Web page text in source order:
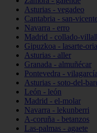
Asturias - vegadeo
Cantabria - san-
Navarra - erro
Madrid - collado-
Gipuzkoa - lasarte-oria
Asturias - aller
Granada - almuñécar
Pontevedra -
Asturias - soto-del-
León - león
Madrid - el-molar
Navarra - lekunberri
A-coruña - betanzos
Las-palmas - agaete